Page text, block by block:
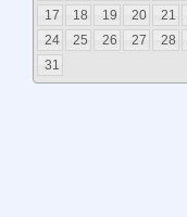
17
18 19 20 21
24
25 26 27 28
31